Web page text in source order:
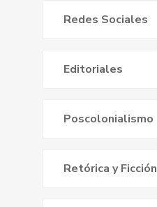
Redes Sociales
Editoriales
Poscolonialismo
Retórica y Ficción